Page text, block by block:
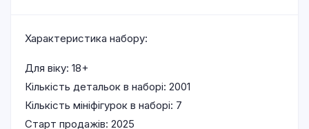
Характеристика набору:
Для віку: 18+
Кількість детальок в наборі: 2001
Кількість мініфігурок в наборі: 7
Старт продажів: 2025